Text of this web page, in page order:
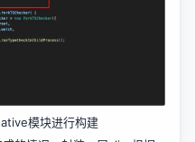
模块进行构建